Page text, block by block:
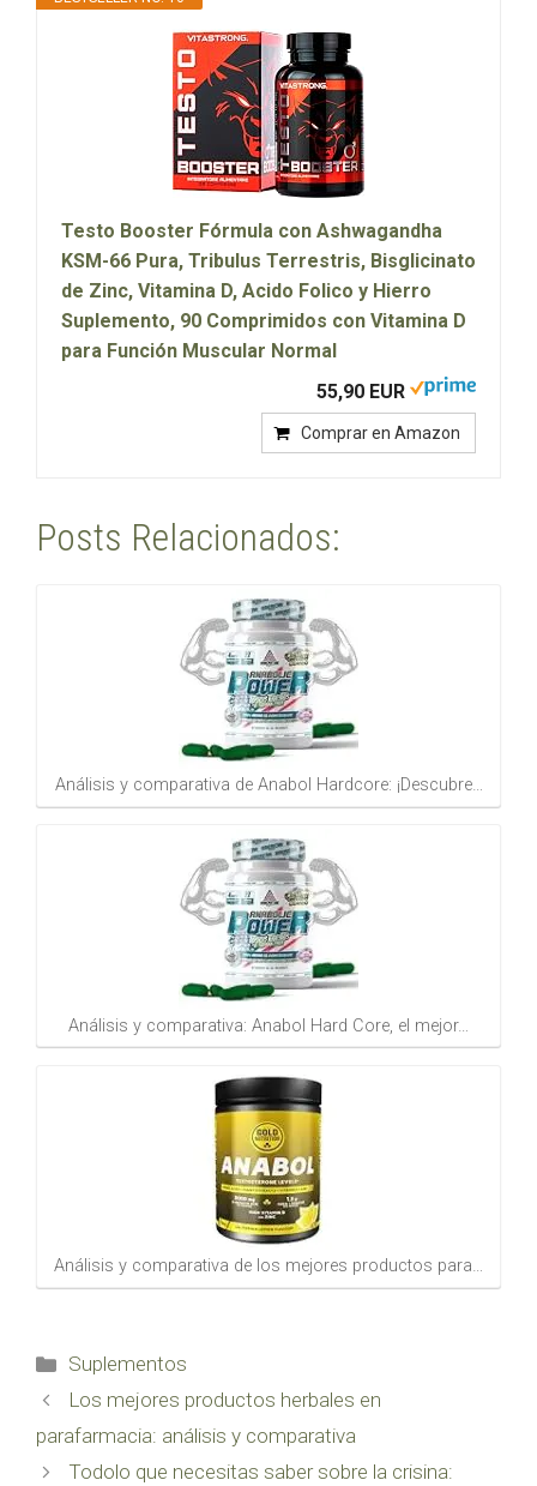
Testo Booster Fórmula con Ashwagandha
KSM-66 Pura, Tribulus Terrestris, Bisglicinato
de Zinc, Vitamina D, Acido Folico y Hierro
Suplemento, 90 Comprimidos con Vitamina D
para Función Muscular Normal
55,90 EUR
Comprar en Amazon
Posts Relacionados:
Análisis y comparativa de Anabol Hardcore: ¡Descubre…
Análisis y comparativa: Anabol Hard Core, el mejor…
Análisis y comparativa de los mejores productos para…
Categorías
Suplementos
Los mejores productos herbales en
parafarmacia: análisis y comparativa
Todolo que necesitas saber sobre la crisina: